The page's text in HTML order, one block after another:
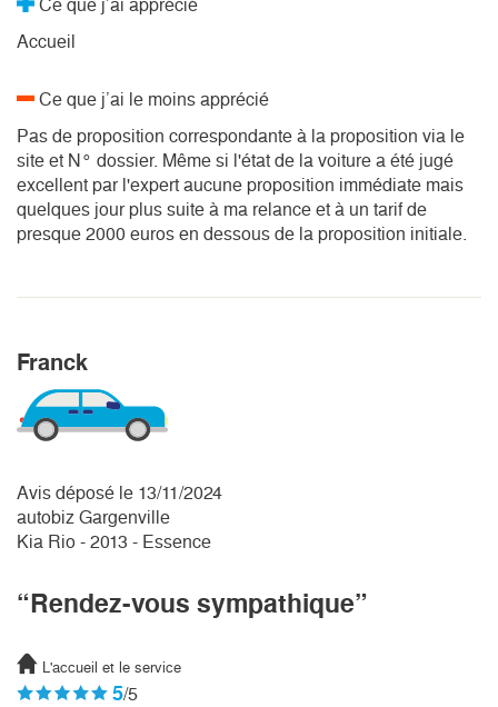
Ce que j’ai apprécié
Accueil
Ce que j’ai le moins apprécié
Pas de proposition correspondante à la proposition via le
site et N° dossier. Même si l'état de la voiture a été jugé
excellent par l'expert aucune proposition immédiate mais
quelques jour plus suite à ma relance et à un tarif de
presque 2000 euros en dessous de la proposition initiale.
Franck
Avis déposé le 13/11/2024
autobiz Gargenville
Kia Rio - 2013 - Essence
“Rendez-vous sympathique”
L'accueil et le service
5/5